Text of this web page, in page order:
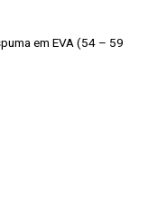
em EVA (54 – 59